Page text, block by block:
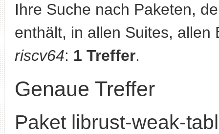
Ihre Suche nach Paketen,
enthält, in allen Suites, allen
riscv64: 1 Treffer.
Genaue Treffer
Paket librust-weak-